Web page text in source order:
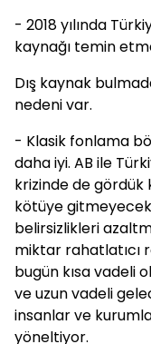
- 2018 yılında
kaynağı temin
Dış kaynak
nedeni var.
- Klasik fonlama
daha iyi. AB ile
krizinde de gördük
kötüye
belirsizlikleri
miktar rahatlatıcı
bugün kısa vadeli
ve uzun vadeli
insanlar ve
yöneltiyor.